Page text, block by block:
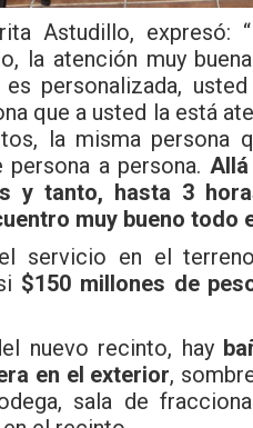
Astudillo, expresó:
la atención muy
personalizada,
que a usted la está
la misma persona
a persona.
y tanto, hasta 3
muy bueno todo
servicio en el
$150 millones de
nuevo recinto, hay
en el exterior,
sala de